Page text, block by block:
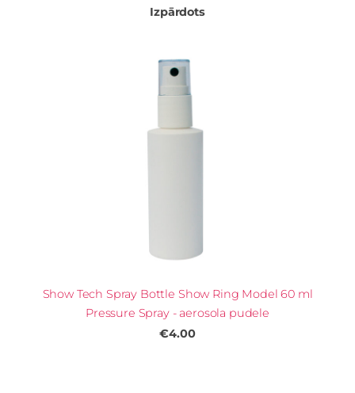
Izpārdots
Show Tech Spray Bottle Show Ring Model 60 ml
Pressure Spray - aerosola pudele
€4.00